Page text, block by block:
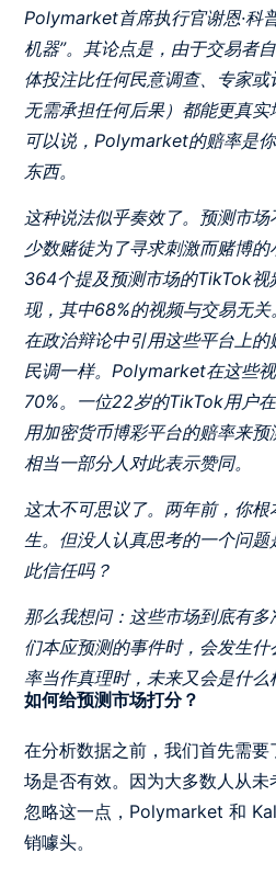
Polymarket首席执行官谢恩·科
机器”。其论点是，由于交易者
体投注比任何民意调查、专家
无需承担任何后果）都能更真实
可以说，Polymarket的赔率是
东西。
这种说法似乎奏效了。预测市
少数赌徒为了寻求刺激而赌博
364个提及预测市场的TikTok视
现，其中68%的视频与交易无
在政治辩论中引用这些平台上
民调一样。Polymarket在这些
70%。一位22岁的TikTok用户
用加密货币博彩平台的赔率来
相当一部分人对此表示赞同。
这太不可思议了。两年前，你
生。但没人认真思考的一个问
此信任吗？
那么我想问：这些市场到底有
们本应预测的事件时，会发生
率当作真理时，未来又会是什么
如何给预测市场打分？
在分析数据之前，我们首先需
场是否有效。因为大多数人从
忽略这一点，Polymarket 和
销噱头。